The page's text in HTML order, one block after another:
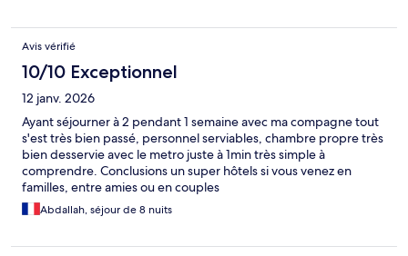
Avis vérifié
10/10 Exceptionnel
12 janv. 2026
Ayant séjourner à 2 pendant 1 semaine avec ma compagne tout
s'est très bien passé, personnel serviables, chambre propre très
bien desservie avec le metro juste à 1min très simple à
comprendre. Conclusions un super hôtels si vous venez en
familles, entre amies ou en couples
Abdallah, séjour de 8 nuits